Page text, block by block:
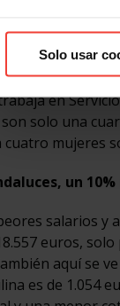
Solo usar
cada 10 de
jornada de las
en
solo una
cuatro mujeres
un
salarios
euros,
aquí se
es de 1.054